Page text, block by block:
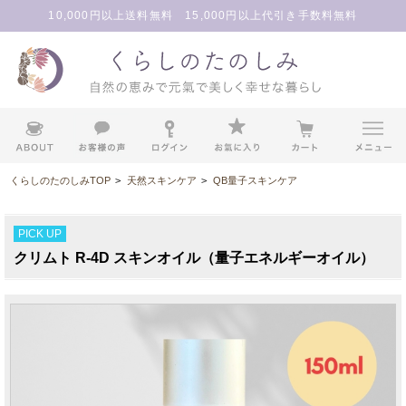
10,000円以上送料無料 15,000円以上代引き手数料無料
くらしのたのしみTOP > 天然スキンケア > QB量子スキンケア
PICK UP
クリムト R-4D スキンオイル（量子エネルギーオイル）